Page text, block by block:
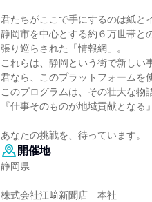
君たちがここで手にするのは紙と
静岡市を中心とする約６万世帯と
張り巡らされた「情報網」。
これらは、静岡という街で新しい
君なら、このプラットフォームを
このプログラムは、その壮大な物
『仕事そのものが地域貢献とな
あなたの挑戦を、待っています。
開催地
静岡県
株式会社江﨑新聞店 本社